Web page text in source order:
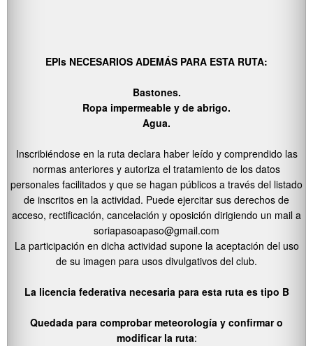
EPIs NECESARIOS ADEMÁS PARA ESTA RUTA:
Bastones.
Ropa impermeable y de abrigo.
Agua.
Inscribiéndose en la ruta declara haber leído y comprendido las
normas anteriores y autoriza el tratamiento de los datos
personales facilitados y que se hagan públicos a través del listado
de inscritos en la actividad. Puede ejercitar sus derechos de
acceso, rectificación, cancelación y oposición dirigiendo un mail a
soriapasoapaso@gmail.com
La participación en dicha actividad supone la aceptación del uso
de su imagen para usos divulgativos del club.
La licencia federativa necesaria para esta ruta es tipo B
Quedada para comprobar meteorología y confirmar o
modificar la ruta: